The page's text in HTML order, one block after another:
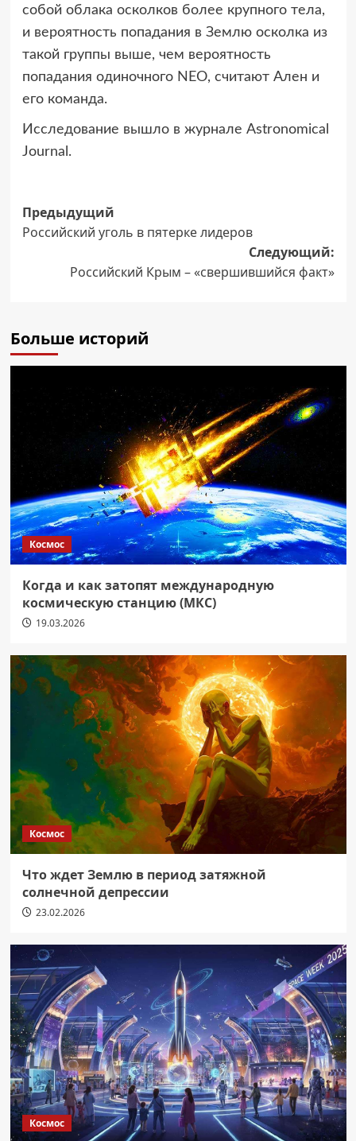
собой облака осколков более крупного тела,
и вероятность попадания в Землю осколка из
такой группы выше, чем вероятность
попадания одиночного NEO, считают Ален и
его команда.
Исследование вышло в журнале Astronomical
Journal.
Навигация
записи
Предыдущий
Российский уголь в пятерке лидеров
Следующий:
Российский Крым – «свершившийся факт»
Больше историй
Космос
Когда и как затопят международную
космическую станцию (МКС)
19.03.2026
Космос
Что ждет Землю в период затяжной
солнечной депрессии
23.02.2026
Космос